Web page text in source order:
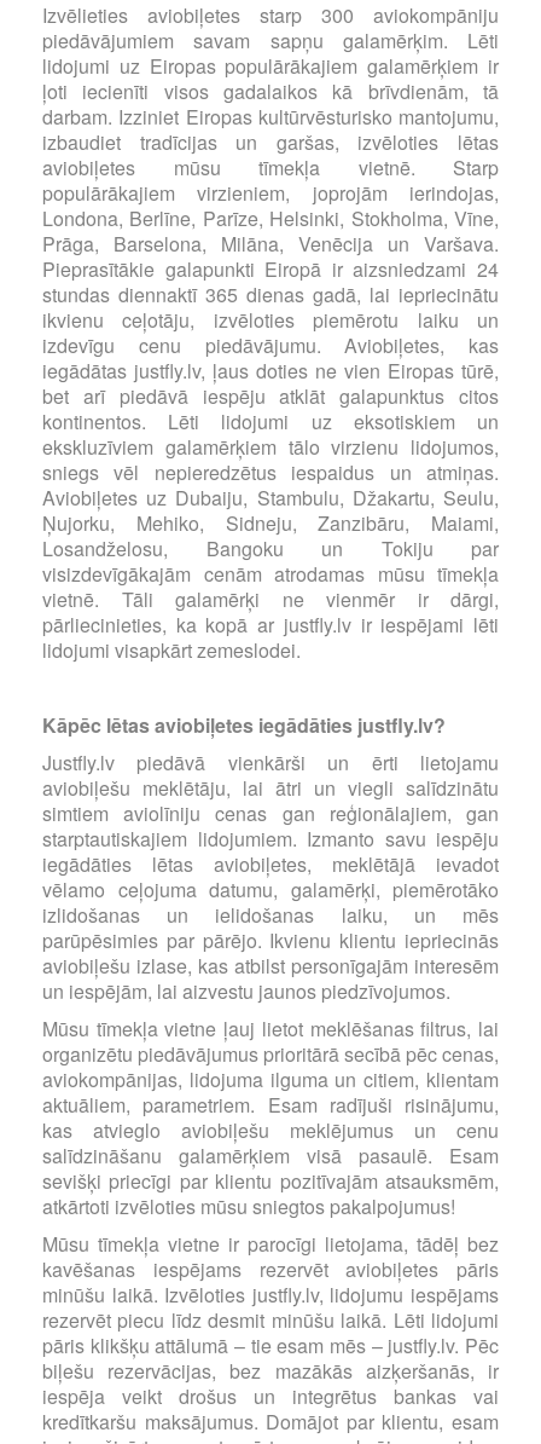
Izvēlieties aviobiļetes starp 300 aviokompāniju
piedāvājumiem savam sapņu galamērķim. Lēti
lidojumi uz Eiropas populārākajiem galamērķiem ir
ļoti iecienīti visos gadalaikos kā brīvdienām, tā
darbam. Izziniet Eiropas kultūrvēsturisko mantojumu,
izbaudiet tradīcijas un garšas, izvēloties lētas
aviobiļetes mūsu tīmekļa vietnē. Starp
populārākajiem virzieniem, joprojām ierindojas,
Londona, Berlīne, Parīze, Helsinki, Stokholma, Vīne,
Prāga, Barselona, Milāna, Venēcija un Varšava.
Pieprasītākie galapunkti Eiropā ir aizsniedzami 24
stundas diennaktī 365 dienas gadā, lai iepriecinātu
ikvienu ceļotāju, izvēloties piemērotu laiku un
izdevīgu cenu piedāvājumu. Aviobiļetes, kas
iegādātas justfly.lv, ļaus doties ne vien Eiropas tūrē,
bet arī piedāvā iespēju atklāt galapunktus citos
kontinentos. Lēti lidojumi uz eksotiskiem un
ekskluzīviem galamērķiem tālo virzienu lidojumos,
sniegs vēl nepieredzētus iespaidus un atmiņas.
Aviobiļetes uz Dubaiju, Stambulu, Džakartu, Seulu,
Ņujorku, Mehiko, Sidneju, Zanzibāru, Maiami,
Losandželosu, Bangoku un Tokiju par
visizdevīgākajām cenām atrodamas mūsu tīmekļa
vietnē. Tāli galamērķi ne vienmēr ir dārgi,
pārliecinieties, ka kopā ar justfly.lv ir iespējami lēti
lidojumi visapkārt zemeslodei.
Kāpēc lētas aviobiļetes iegādāties justfly.lv?
Justfly.lv piedāvā vienkārši un ērti lietojamu
aviobiļešu meklētāju, lai ātri un viegli salīdzinātu
simtiem aviolīniju cenas gan reģionālajiem, gan
starptautiskajiem lidojumiem. Izmanto savu iespēju
iegādāties lētas aviobiļetes, meklētājā ievadot
vēlamo ceļojuma datumu, galamērķi, piemērotāko
izlidošanas un ielidošanas laiku, un mēs
parūpēsimies par pārējo. Ikvienu klientu iepriecinās
aviobiļešu izlase, kas atbilst personīgajām interesēm
un iespējām, lai aizvestu jaunos piedzīvojumos.
Mūsu tīmekļa vietne ļauj lietot meklēšanas filtrus, lai
organizētu piedāvājumus prioritārā secībā pēc cenas,
aviokompānijas, lidojuma ilguma un citiem, klientam
aktuāliem, parametriem. Esam radījuši risinājumu,
kas atvieglo aviobiļešu meklējumus un cenu
salīdzināšanu galamērķiem visā pasaulē. Esam
sevišķi priecīgi par klientu pozitīvajām atsauksmēm,
atkārtoti izvēloties mūsu sniegtos pakalpojumus!
Mūsu tīmekļa vietne ir parocīgi lietojama, tādēļ bez
kavēšanas iespējams rezervēt aviobiļetes pāris
minūšu laikā. Izvēloties justfly.lv, lidojumu iespējams
rezervēt piecu līdz desmit minūšu laikā. Lēti lidojumi
pāris klikšķu attālumā – tie esam mēs – justfly.lv. Pēc
biļešu rezervācijas, bez mazākās aizķeršanās, ir
iespēja veikt drošus un integrētus bankas vai
kredītkaršu maksājumus. Domājot par klientu, esam